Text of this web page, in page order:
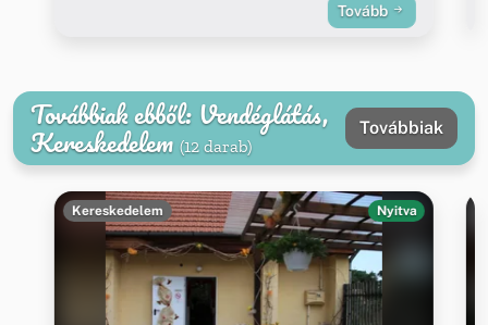
Tovább
Továbbiak ebből: Vendéglátás,
Kereskedelem (12 darab)
Továbbiak
Kereskedelem Nyitva